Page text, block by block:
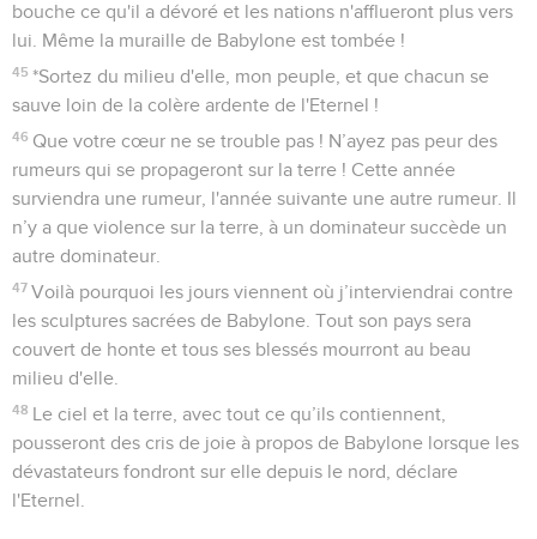
bouche ce qu'il a dévoré et les nations n'afflueront plus vers
lui. Même la muraille de Babylone est tombée !
45 *Sortez du milieu d'elle, mon peuple, et que chacun se
sauve loin de la colère ardente de l'Eternel !
46 Que votre cœur ne se trouble pas ! N’ayez pas peur des
rumeurs qui se propageront sur la terre ! Cette année
surviendra une rumeur, l'année suivante une autre rumeur. Il
n’y a que violence sur la terre, à un dominateur succède un
autre dominateur.
47 Voilà pourquoi les jours viennent où j’interviendrai contre
les sculptures sacrées de Babylone. Tout son pays sera
couvert de honte et tous ses blessés mourront au beau
milieu d'elle.
48 Le ciel et la terre, avec tout ce qu’ils contiennent,
pousseront des cris de joie à propos de Babylone lorsque les
dévastateurs fondront sur elle depuis le nord, déclare
l'Eternel.